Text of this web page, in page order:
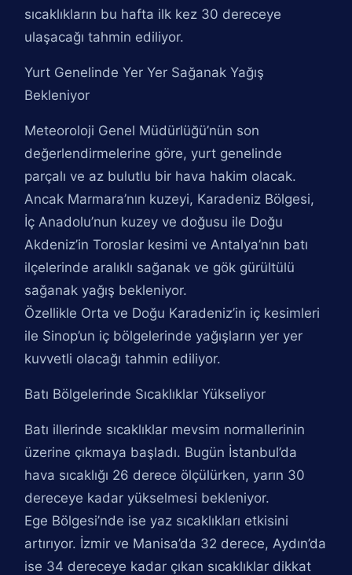
sıcaklıkların bu hafta ilk kez 30 dereceye
ulaşacağı tahmin ediliyor.
Yurt Genelinde Yer Yer Sağanak Yağış
Bekleniyor
Meteoroloji Genel Müdürlüğü’nün son
değerlendirmelerine göre, yurt genelinde
parçalı ve az bulutlu bir hava hakim olacak.
Ancak Marmara’nın kuzeyi, Karadeniz Bölgesi,
İç Anadolu’nun kuzey ve doğusu ile Doğu
Akdeniz’in Toroslar kesimi ve Antalya’nın batı
ilçelerinde aralıklı sağanak ve gök gürültülü
sağanak yağış bekleniyor.
Özellikle Orta ve Doğu Karadeniz’in iç kesimleri
ile Sinop’un iç bölgelerinde yağışların yer yer
kuvvetli olacağı tahmin ediliyor.
Batı Bölgelerinde Sıcaklıklar Yükseliyor
Batı illerinde sıcaklıklar mevsim normallerinin
üzerine çıkmaya başladı. Bugün İstanbul’da
hava sıcaklığı 26 derece ölçülürken, yarın 30
dereceye kadar yükselmesi bekleniyor.
Ege Bölgesi’nde ise yaz sıcaklıkları etkisini
artırıyor. İzmir ve Manisa’da 32 derece, Aydın’da
ise 34 dereceye kadar çıkan sıcaklıklar dikkat